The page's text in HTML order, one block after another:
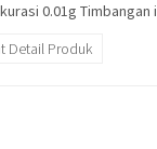
0.01g
Detail Produk